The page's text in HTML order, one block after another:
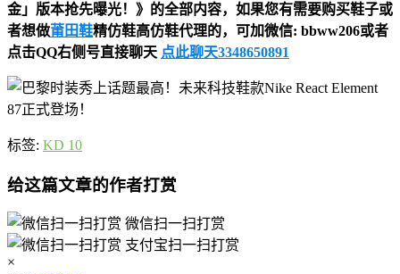
金」版本抢先曝光！》的全部内容，如果您有需要购买鞋子或
者想做莆田鞋精仿鞋高仿鞋代理的，可加微信: bbww206或者
点击QQ右侧号直接聊天 点此聊天3348650891
标签: KD 10
给这篇文章的作者打赏
微信扫一扫打赏
支付宝扫一扫打赏
×